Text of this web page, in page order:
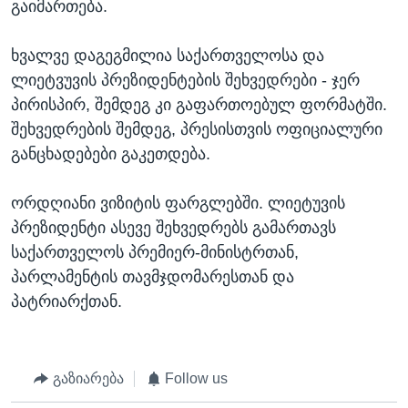
გაიმართება.
ხვალვე დაგეგმილია საქართველოსა და
ლიეტვუვის პრეზიდენტების შეხვედრები - ჯერ
პირისპირ, შემდეგ კი გაფართოებულ ფორმატში.
შეხვედრების შემდეგ, პრესისთვის ოფიციალური
განცხადებები გაკეთდება.
ორდღიანი ვიზიტის ფარგლებში. ლიეტუვის
პრეზიდენტი ასევე შეხვედრებს გამართავს
საქართველოს პრემიერ-მინისტრთან,
პარლამენტის თავმჯდომარესთან და
პატრიარქთან.
გაზიარება Follow us